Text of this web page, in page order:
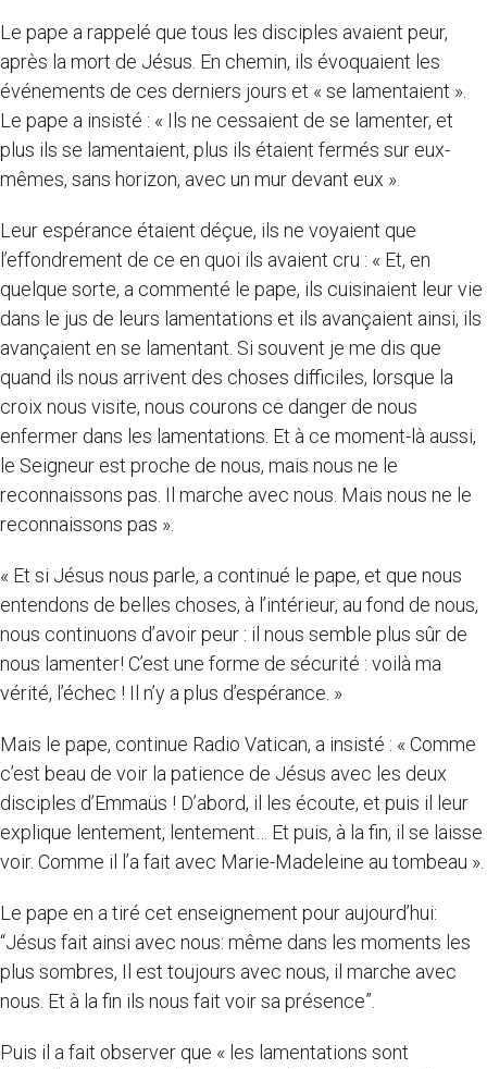
Le pape a rappelé que tous les disciples avaient peur,
après la mort de Jésus. En chemin, ils évoquaient les
événements de ces derniers jours et « se lamentaient ».
Le pape a insisté : « Ils ne cessaient de se lamenter, et
plus ils se lamentaient, plus ils étaient fermés sur eux-
mêmes, sans horizon, avec un mur devant eux ».
Leur espérance étaient déçue, ils ne voyaient que
l’effondrement de ce en quoi ils avaient cru : « Et, en
quelque sorte, a commenté le pape, ils cuisinaient leur vie
dans le jus de leurs lamentations et ils avançaient ainsi, ils
avançaient en se lamentant. Si souvent je me dis que
quand ils nous arrivent des choses difficiles, lorsque la
croix nous visite, nous courons ce danger de nous
enfermer dans les lamentations. Et à ce moment-là aussi,
le Seigneur est proche de nous, mais nous ne le
reconnaissons pas. Il marche avec nous. Mais nous ne le
reconnaissons pas ».
« Et si Jésus nous parle, a continué le pape, et que nous
entendons de belles choses, à l’intérieur, au fond de nous,
nous continuons d’avoir peur : il nous semble plus sûr de
nous lamenter! C’est une forme de sécurité : voilà ma
vérité, l’échec ! Il n’y a plus d’espérance. »
Mais le pape, continue Radio Vatican, a insisté : « Comme
c’est beau de voir la patience de Jésus avec les deux
disciples d’Emmaüs ! D’abord, il les écoute, et puis il leur
explique lentement, lentement… Et puis, à la fin, il se laisse
voir. Comme il l’a fait avec Marie-Madeleine au tombeau ».
Le pape en a tiré cet enseignement pour aujourd’hui:
“Jésus fait ainsi avec nous: même dans les moments les
plus sombres, Il est toujours avec nous, il marche avec
nous. Et à la fin ils nous fait voir sa présence”.
Puis il a fait observer que « les lamentations sont